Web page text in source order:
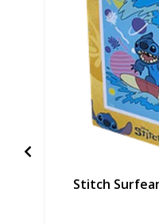
Stitch